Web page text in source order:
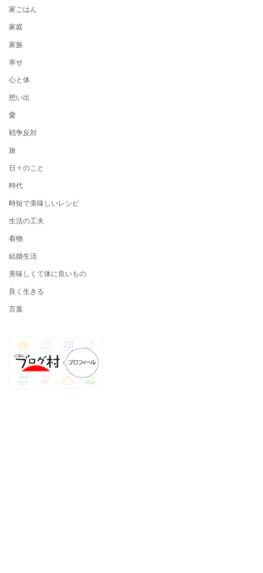
家ごはん
家庭
家族
幸せ
心と体
想い出
愛
戦争反対
旅
日々のこと
時代
時短で美味しいレシピ
生活の工夫
着物
結婚生活
美味しくて体に良いもの
良く生きる
言葉